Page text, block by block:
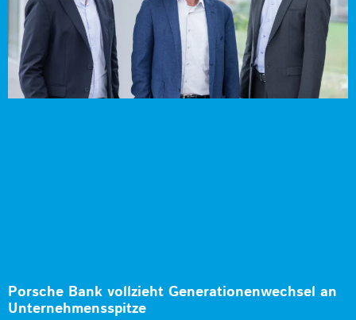
Porsche Bank vollzieht Generationenwechsel an
Unternehmensspitze